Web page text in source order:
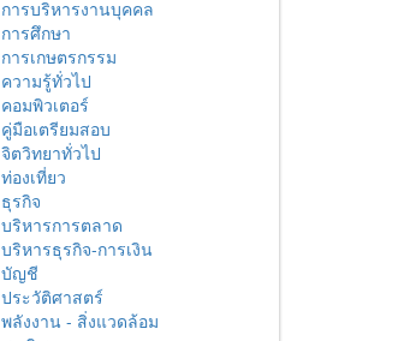
การบริหารงานบุคคล
การศึกษา
การเกษตรกรรม
ความรู้ทั่วไป
คอมพิวเตอร์
คู่มือเตรียมสอบ
จิตวิทยาทั่วไป
ท่องเที่ยว
ธุรกิจ
บริหารการตลาด
บริหารธุรกิจ-การเงิน
บัญชี
ประวัติศาสตร์
พลังงาน - สิ่งแวดล้อม